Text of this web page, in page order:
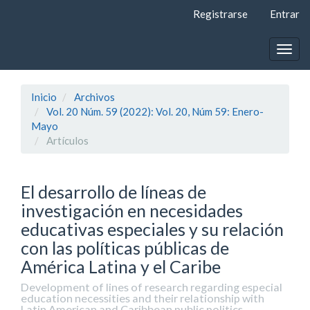
Registrarse Entrar
Inicio
Archivos
Vol. 20 Núm. 59 (2022): Vol. 20, Núm 59: Enero-
Mayo
Artí­culos
El desarrollo de líneas de
investigación en necesidades
educativas especiales y su relación
con las políticas públicas de
América Latina y el Caribe
Development of lines of research regarding especial
education necessities and their relationship with